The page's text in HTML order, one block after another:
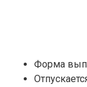
Форма